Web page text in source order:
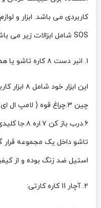
کاربردی می باشد. ابزار و
SOS شامل ابزالات زیر می باشد:
۱. انبر دست ۸ کاره تاشو یا همه کاره :
۶.درب باز
تاشو داخل یک مجموعه قرار
استیل ضد زنگ بوده و از
۲. آچار 11 کاره کارتی: